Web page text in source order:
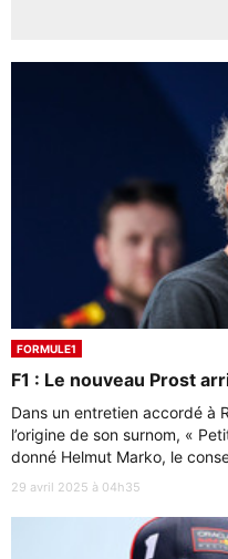
FORMULE1
F1 : Le nouveau Prost
Dans un entretien accordé à
l’origine de son surnom, «
donné Helmut Marko, le
29 avril 2025 à 04h35